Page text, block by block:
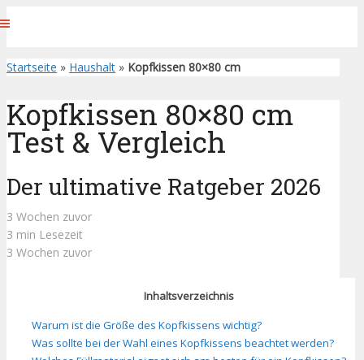
Startseite » Haushalt » Kopfkissen 80×80 cm
Kopfkissen 80×80 cm
Test & Vergleich
Der ultimative Ratgeber 2026
3 Wochen zuvor
3 min Lesezeit
3 Wochen zuvor
Inhaltsverzeichnis
Warum ist die Größe des Kopfkissens wichtig?
Was sollte bei der Wahl eines Kopfkissens beachtet werden?